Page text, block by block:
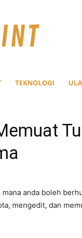
TEKNOLOGI
anda boleh
mengedit, dan